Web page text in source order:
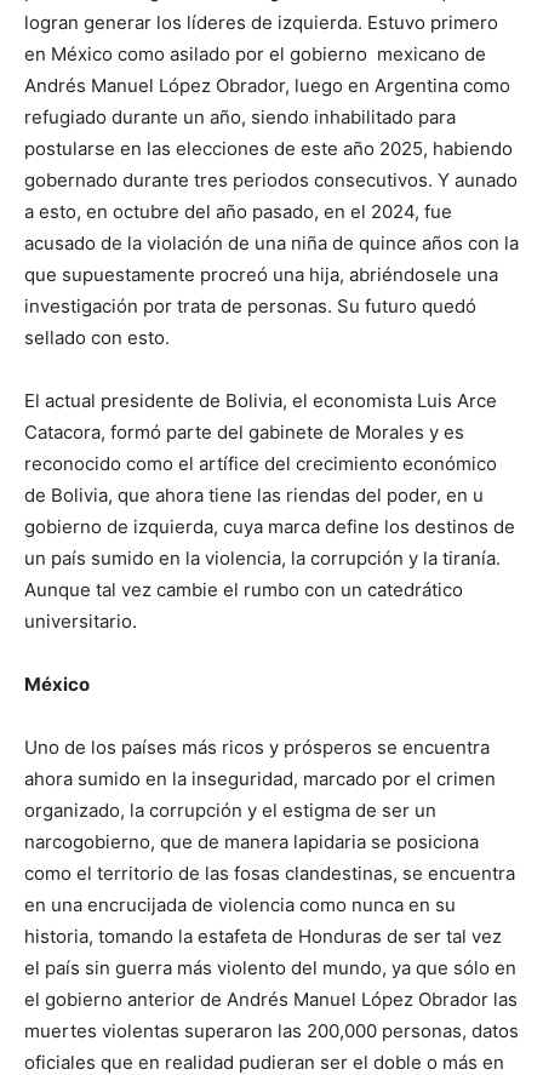
logran generar los líderes de izquierda. Estuvo primero
en México como asilado por el gobierno mexicano de
Andrés Manuel López Obrador, luego en Argentina como
refugiado durante un año, siendo inhabilitado para
postularse en las elecciones de este año 2025, habiendo
gobernado durante tres periodos consecutivos. Y aunado
a esto, en octubre del año pasado, en el 2024, fue
acusado de la violación de una niña de quince años con la
que supuestamente procreó una hija, abriéndosele una
investigación por trata de personas. Su futuro quedó
sellado con esto.
El actual presidente de Bolivia, el economista Luis Arce
Catacora, formó parte del gabinete de Morales y es
reconocido como el artífice del crecimiento económico
de Bolivia, que ahora tiene las riendas del poder, en u
gobierno de izquierda, cuya marca define los destinos de
un país sumido en la violencia, la corrupción y la tiranía.
Aunque tal vez cambie el rumbo con un catedrático
universitario.
México
Uno de los países más ricos y prósperos se encuentra
ahora sumido en la inseguridad, marcado por el crimen
organizado, la corrupción y el estigma de ser un
narcogobierno, que de manera lapidaria se posiciona
como el territorio de las fosas clandestinas, se encuentra
en una encrucijada de violencia como nunca en su
historia, tomando la estafeta de Honduras de ser tal vez
el país sin guerra más violento del mundo, ya que sólo en
el gobierno anterior de Andrés Manuel López Obrador las
muertes violentas superaron las 200,000 personas, datos
oficiales que en realidad pudieran ser el doble o más en